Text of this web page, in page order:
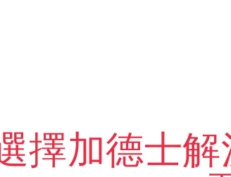
擇加德士